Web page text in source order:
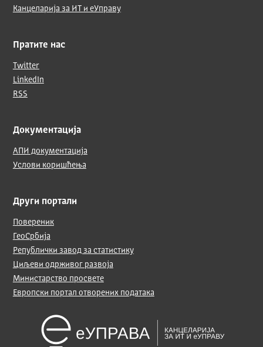
Канцеларија за ИТ и еУправу
Пратите нас
Twitter
LinkedIn
RSS
Документација
АПИ документација
Услови коришћења
Други портали
Повереник
ГеоСрбија
Републички завод за статистику
Циљеви одрживог развоја
Министарство просвете
Европски портал отворених података